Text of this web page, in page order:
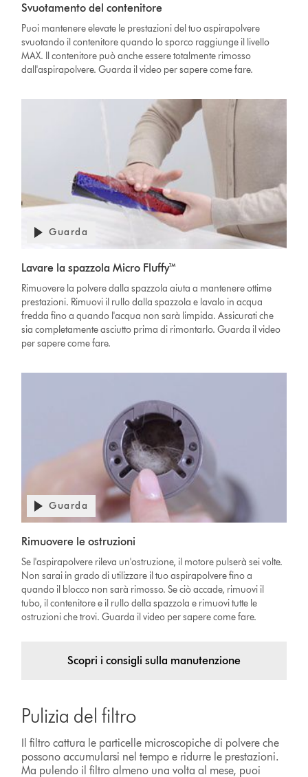
Svuotamento del contenitore
Puoi mantenere elevate le prestazioni del tuo aspirapolvere
svuotando il contenitore quando lo sporco raggiunge il livello
MAX. Il contenitore può anche essere totalmente rimosso
dall'aspirapolvere. Guarda il video per sapere come fare.
Guarda
Lavare la spazzola Micro Fluffy™
Rimuovere la polvere dalla spazzola aiuta a mantenere ottime
prestazioni. Rimuovi il rullo dalla spazzola e lavalo in acqua
fredda fino a quando l'acqua non sarà limpida. Assicurati che
sia completamente asciutto prima di rimontarlo. Guarda il video
per sapere come fare.
Guarda
Rimuovere le ostruzioni
Se l'aspirapolvere rileva un'ostruzione, il motore pulserà sei volte.
Non sarai in grado di utilizzare il tuo aspirapolvere fino a
quando il blocco non sarà rimosso. Se ciò accade, rimuovi il
tubo, il contenitore e il rullo della spazzola e rimuovi tutte le
ostruzioni che trovi. Guarda il video per sapere come fare.
Scopri i consigli sulla manutenzione
Pulizia del filtro
Il filtro cattura le particelle microscopiche di polvere che
possono accumularsi nel tempo e ridurre le prestazioni.
Ma pulendo il filtro almeno una volta al mese, puoi